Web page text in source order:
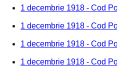
1 decembrie 1918 - Cod
1 decembrie 1918 - Cod
1 decembrie 1918 - Cod
1 decembrie 1918 - Cod